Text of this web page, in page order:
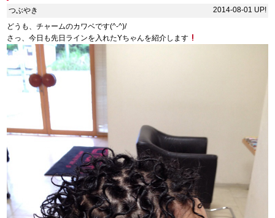
つぶやき
2014-08-01 UP!
どうも、チャームのカワベです(^-^)/
さっ、今日も先日ラインを入れたYちゃんを紹介します